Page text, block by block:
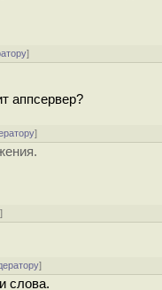
]
аппсервер?
]
]
]
слова.